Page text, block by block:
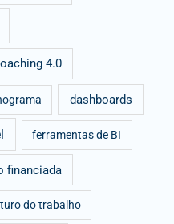
4.0
dashboards
ferramentas de BI
financiada
do trabalho